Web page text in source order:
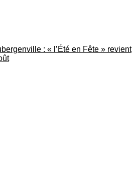
: « l’Été en Fête » revient